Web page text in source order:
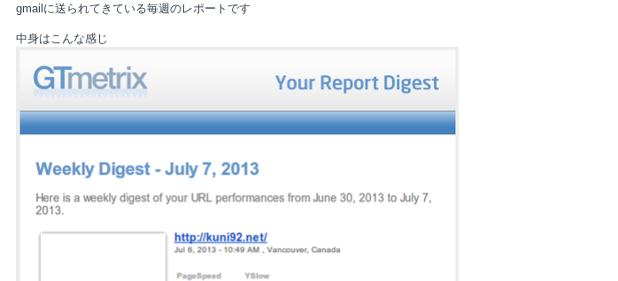
gmailに送られてきている毎週のレポートです
中身はこんな感じ